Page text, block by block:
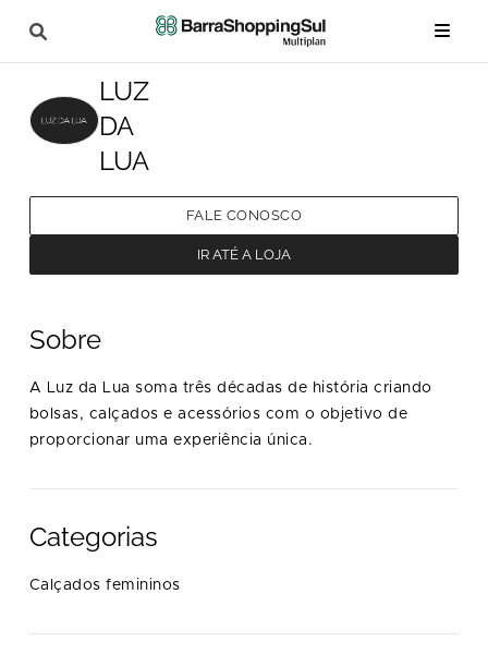
LUZ
DA
LUA
FALE CONOSCO
IR ATÉ A LOJA
Sobre
A Luz da Lua soma três décadas de história criando
bolsas, calçados e acessórios com o objetivo de
proporcionar uma experiência única.
Categorias
Calçados femininos